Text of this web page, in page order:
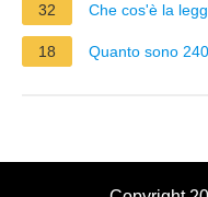
32 Che cos'è la
18 Quanto sono